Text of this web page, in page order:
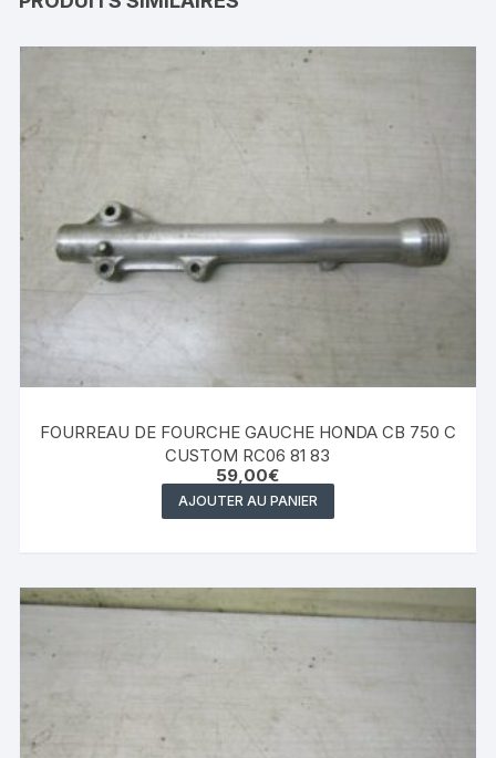
FOURREAU DE FOURCHE GAUCHE HONDA CB 750 C
CUSTOM RC06 81 83
59,00€
AJOUTER AU PANIER